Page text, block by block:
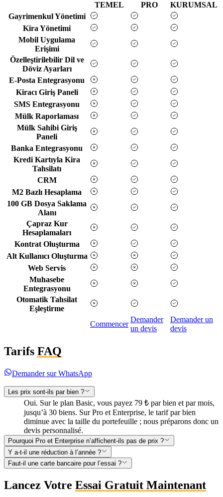
TEMEL PRO
KURUMSAL
Gayrimenkul Yönetimi
Kira Yönetimi
Mobil Uygulama
Erişimi
Özelleştirilebilir Dil ve
Döviz Ayarları
E-Posta Entegrasyonu
Kiracı Giriş Paneli
SMS Entegrasyonu
Mülk Raporlaması
Mülk Sahibi Giriş
Paneli
Banka Entegrasyonu
Kredi Kartıyla Kira
Tahsilatı
CRM
M2 Bazlı Hesaplama
100 GB Dosya Saklama
Alanı
Çapraz Kur
Hesaplamaları
Kontrat Oluşturma
Alt Kullanıcı Oluşturma
Web Servis
Muhasebe
Entegrasyonu
Otomatik Tahsilat
Eşleştirme
Commencer
Demander
un devis
Demander un
devis
Tarifs FAQ
Demander sur WhatsApp
Les prix sont-ils par bien ?
Oui. Sur le plan Basic, vous payez 79 ₺ par bien et par mois,
jusqu’à 30 biens. Sur Pro et Enterprise, le tarif par bien
diminue avec la taille du portefeuille ; nous préparons donc un
devis personnalisé.
Pourquoi Pro et Enterprise n’affichent-ils pas de prix ?
Y a-t-il une réduction à l’année ?
Faut-il une carte bancaire pour l’essai ?
Lancez Votre Essai Gratuit Maintenant